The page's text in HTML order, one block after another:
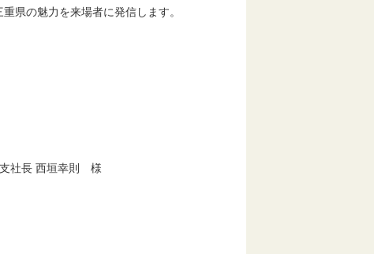
県の魅力を来場者に発信します。
社長 西垣幸則 様